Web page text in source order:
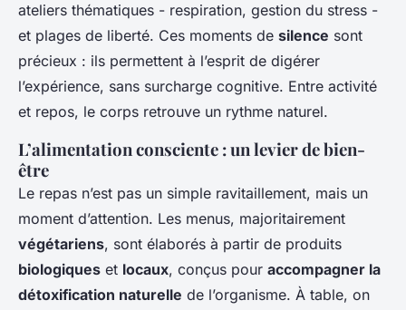
ateliers thématiques - respiration, gestion du stress -
et plages de liberté. Ces moments de silence sont
précieux : ils permettent à l’esprit de digérer
l’expérience, sans surcharge cognitive. Entre activité
et repos, le corps retrouve un rythme naturel.
L’alimentation consciente : un levier de bien-
être
Le repas n’est pas un simple ravitaillement, mais un
moment d’attention. Les menus, majoritairement
végétariens, sont élaborés à partir de produits
biologiques et locaux, conçus pour accompagner la
détoxification naturelle de l’organisme. À table, on